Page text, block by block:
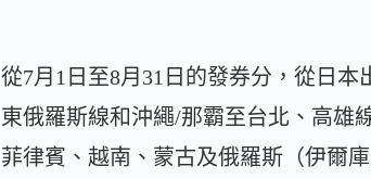
從7月1日至8月31日的發券分，從日
東俄羅斯線和沖繩/那霸至台北、高雄
菲律賓、越南、蒙古及俄羅斯（伊爾